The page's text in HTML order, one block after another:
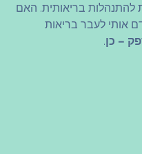
להתנהלות בריאותית. האם
אותי לעבר בריאות
– כן.